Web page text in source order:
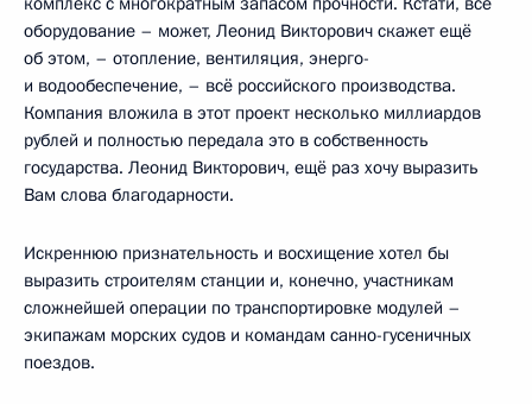
оборудование – может, Леонид Викторович скажет ещё
об этом, – отопление, вентиляция, энерго-
и водообеспечение, – всё российского производства.
Компания вложила в этот проект несколько миллиардов
рублей и полностью передала это в собственность
государства. Леонид Викторович, ещё раз хочу выразить
Вам слова благодарности.
Искреннюю признательность и восхищение хотел бы
выразить строителям станции и, конечно, участникам
сложнейшей операции по транспортировке модулей –
экипажам морских судов и командам санно-гусеничных
поездов.